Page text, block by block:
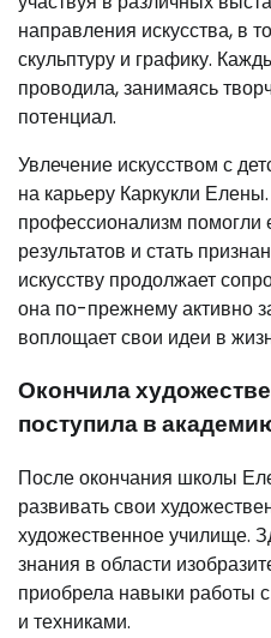
направления искусства, в
скульптуру и графику.
проводила, занимаясь
потенциал.
Увлечение искусством с
на карьеру Каркукли
профессионализм помогли
результатов и стать
искусству продолжает
она по-прежнему активно
воплощает свои идеи в
Окончила
поступила в
После окончания школы
развивать свои
художественное училище.
знания в области
приобрела навыки работы
и техниками.